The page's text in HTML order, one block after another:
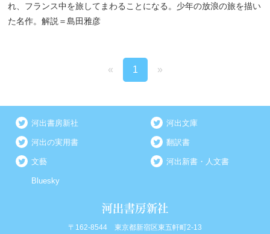
れ、フランス中を旅してまわることになる。少年の放浪の旅を描い
た名作。解説＝島田雅彦
« 1 »
河出書房新社 河出文庫
河出の実用書 翻訳書
文藝 河出新書・人文書
Bluesky
〒162-8544 東京都新宿区東五軒町2-13